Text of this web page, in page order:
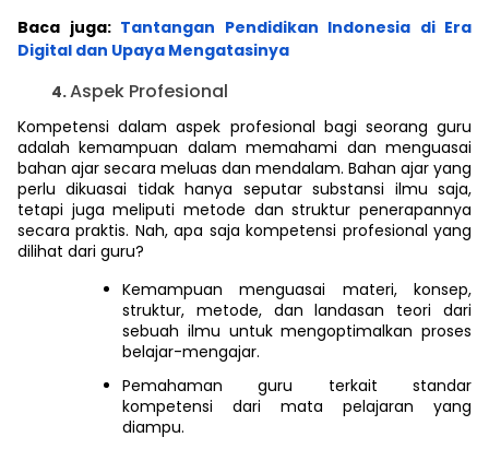
Baca juga: Tantangan Pendidikan Indonesia di Era
Digital dan Upaya Mengatasinya
Aspek Profesional
Kompetensi dalam aspek profesional bagi seorang guru
adalah kemampuan dalam memahami dan menguasai
bahan ajar secara meluas dan mendalam. Bahan ajar yang
perlu dikuasai tidak hanya seputar substansi ilmu saja,
tetapi juga meliputi metode dan struktur penerapannya
secara praktis. Nah, apa saja kompetensi profesional yang
dilihat dari guru?
Kemampuan menguasai materi, konsep,
struktur, metode, dan landasan teori dari
sebuah ilmu untuk mengoptimalkan proses
belajar-mengajar.
Pemahaman guru terkait standar
kompetensi dari mata pelajaran yang
diampu.